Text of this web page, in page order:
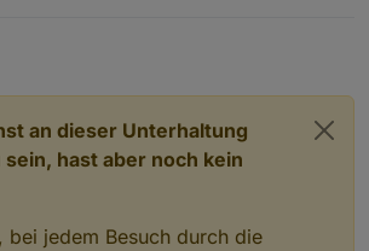
an dieser Unterhaltung
hast aber noch kein
bei jedem Besuch durch die